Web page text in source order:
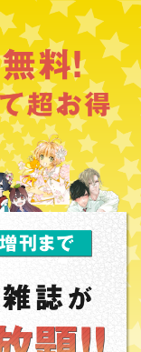
届いて超お得